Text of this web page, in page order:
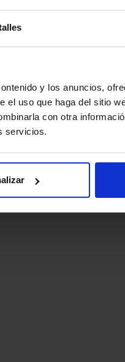
y los anuncios,
uso que haga del sitio
con otra
servicios.